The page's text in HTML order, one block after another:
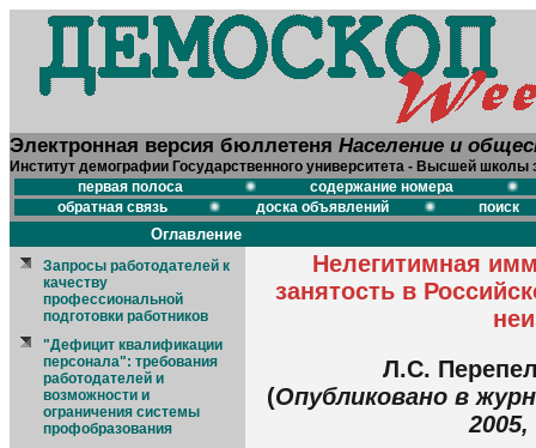
Электронная версия бюллетеня Население и
Институт демографии Государственного университета - Высшей школы
первая полоса
содержание номера
обратная связь
доска объявлений поиск
Оглавление
Запросы работодателей к
качеству
профессиональной
подготовки работников
"Дефицит квалификации
персонала": требования
работодателей и
возможности и
ограничения системы
профобразования
Нелегитимная
занятость в
Л.С.
(Опубликовано в